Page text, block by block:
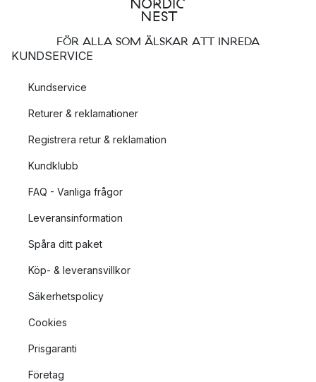
FÖR ALLA SOM ÄLSKAR ATT INREDA
KUNDSERVICE
Kundservice
Returer & reklamationer
Registrera retur & reklamation
Kundklubb
FAQ - Vanliga frågor
Leveransinformation
Spåra ditt paket
Köp- & leveransvillkor
Säkerhetspolicy
Cookies
Prisgaranti
Företag